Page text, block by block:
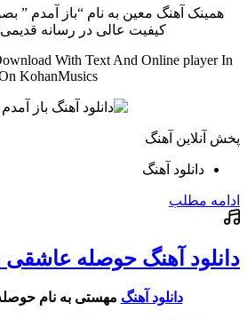
همینک آهنگ معین به نام “باز آمدم ”
کیفیت عالی در رسانه
With Text And Online player In
KohanMusics
پخش آنلاین آهنگ
دانلود آهنگ
ادامه مطلب
دانلود آهنگ حوصله
دانلود آهنگ مهستی به نام